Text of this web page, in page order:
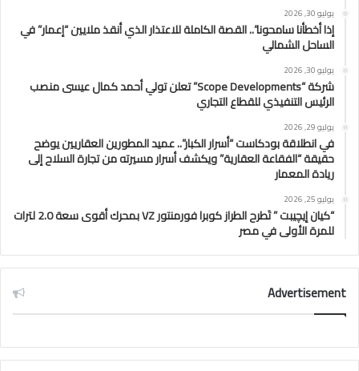
يوليو 30, 2026
إذا أخطأنا سامحونا”.. القصة الكاملة للاعتذار الذي أنقذ ملايين “إعمار” في
الساحل الشمالي
يوليو 30, 2026
شركة “Scope Developments” تعلن تولي أحمد كمال عيسى منصب
الرئيس التنفيذي للقطاع التجاري
يوليو 29, 2026
في انطلاقة بودكاست “أسرار الكبار”.. عميد المطورين العقاريين يوضح
حقيقة “الفقاعة العقارية” ويكشف أسرار مسيرته من تجارة السلاح إلى
ريادة المعمار
يوليو 25, 2026
“كيان إيچيبت ” تَطرح الطراز كوبرا فورمنتور VZ بمحرك أقوى سعة 2.0 لترات
للمرة الأولى في مصر
Advertisement